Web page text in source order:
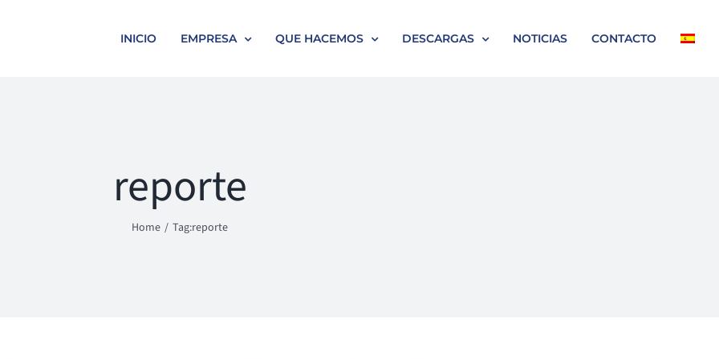
INICIO EMPRESA QUE HACEMOS DESCARGAS NOTICIAS CONTACTO
reporte
Home Tag:reporte